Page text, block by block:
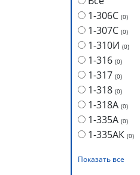
1-306С (0)
1-307С (0)
1-310И (0)
1-316 (0)
1-317 (0)
1-318 (0)
1-318А (0)
1-335А (0)
1-335АК (0)
Показать все